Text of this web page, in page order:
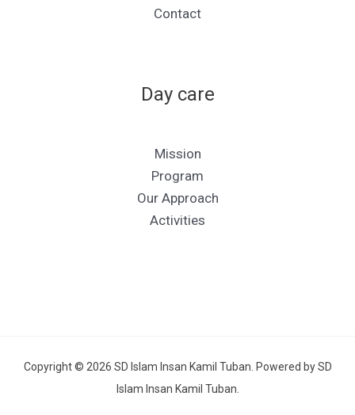
Contact
Day care
Mission
Program
Our Approach
Activities
Copyright © 2026 SD Islam Insan Kamil Tuban. Powered by SD
Islam Insan Kamil Tuban.